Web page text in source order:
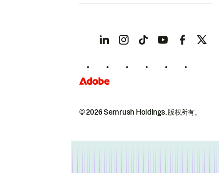
© 2026 Semrush Holdings.版权所有。